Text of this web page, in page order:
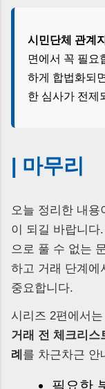
시민단체 관계
면에서 꼭 필요
하게 합법화되
한 심사가 전제
| 마무리
오늘 정리한 내
이 되길 바랍니다
으로 풀 수 없는
하고 거래 단계에
중요합니다.
시리즈 2편에서
거래 전 체크리스
례 를 차근차근 안
필요한